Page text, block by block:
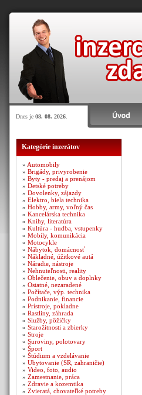
Dnes je 08. 08. 2026
Kategórie inzerátov
» Automobily
» Brigády, privyrobenie
» Byty - predaj a prenájom
» Detské potreby
» Dovolenky, zájazdy
» Elektro, biela technika
» Hobby, army, voľný čas
» Kancelárska technika
» Knihy, literatúra
» Kultúra - hudba, vstupenky
» Mobily, komunikácia
» Motocykle
» Nábytok, domácnosť
» Nákladné, úžitkové autá
» Náradie, nástroje
» Nehnuteľnosti, reality
» Oblečenie, obuv a doplnky
» Ostatné, nezaradené
» Počítače, výp. technika
» Podnikanie, financie
» Prístroje, pokladne
» Rastliny, záhrada
» Služby, pôžičky
» Starožitnosti a zbierky
» Stroje
» Suroviny, polotovary
» Šport
» Štúdium a vzdelávanie
» Ubytovanie (SR, zahraničie)
» Video, foto, audio
» Zamestnanie, práca
» Zdravie a kozemtika
» Zvieratá, chovateľké potreby